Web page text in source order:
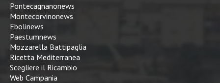
Pontecagnanonews
Montecorvinonews
Ebolinews
Paestumnews
Mozzarella Battipaglia
Ricetta Mediterranea
Scegliere il Ricambio
Web Campania